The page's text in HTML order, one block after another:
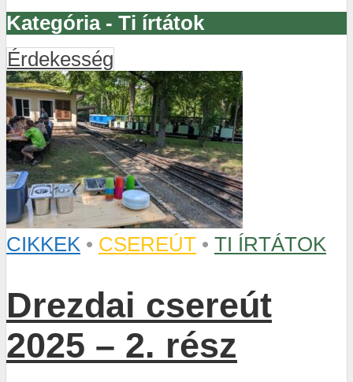
Kategória - Ti írtátok
Érdekesség
CIKKEK • CSEREÚT • TI ÍRTÁTOK
Drezdai csereút
2025 – 2. rész